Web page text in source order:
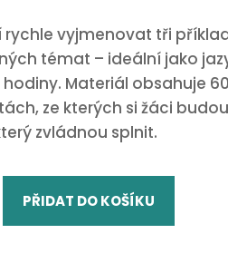
rychle vyjmenovat tři
témat – ideální jako
Materiál obsahuje
ze kterých si žáci
zvládnou splnit.
PŘIDAT DO KOŠÍKU